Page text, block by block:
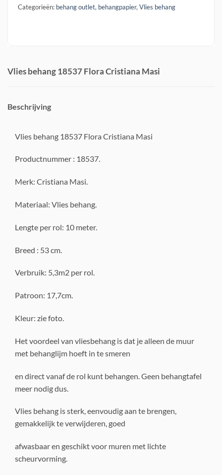
Categorieën: behang outlet, behangpapier, Vlies behang
Vlies behang 18537 Flora Cristiana Masi
Beschrijving
Vlies behang 18537 Flora Cristiana Masi
Productnummer : 18537.
Merk: Cristiana Masi.
Materiaal: Vlies behang.
Lengte per rol: 10 meter.
Breed : 53 cm.
Verbruik: 5,3m2 per rol.
Patroon: 17,7cm.
Kleur: zie foto.
Het voordeel van vliesbehang is dat je alleen de muur
met behanglijm hoeft in te smeren
en direct vanaf de rol kunt behangen. Geen behangtafel
meer nodig dus.
Vlies behang is sterk, eenvoudig aan te brengen,
gemakkelijk te verwijderen, goed
afwasbaar en geschikt voor muren met lichte
scheurvorming.